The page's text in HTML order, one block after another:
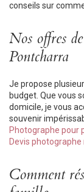
conseils sur
Nos offres
Pontcharra
Je propose
budget. Que vous
domicile, je vous
souvenir
Photographe pour
Devis
Comment